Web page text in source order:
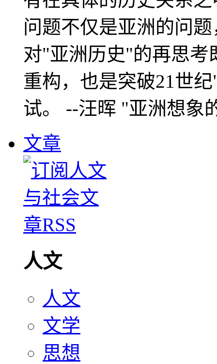
问题不仅是亚洲的问
对"亚洲历史"的再思考
重构，也是突破21世
试。 --汪晖 "亚洲想象
文章
人文
人文
文学
思想